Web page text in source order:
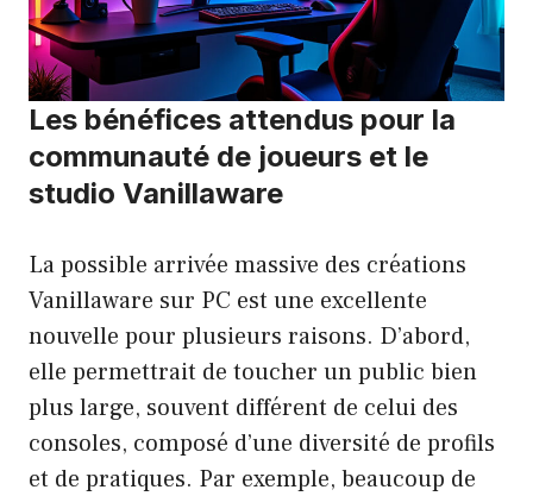
Les bénéfices attendus pour la
communauté de joueurs et le
studio Vanillaware
La possible arrivée massive des créations
Vanillaware sur PC est une excellente
nouvelle pour plusieurs raisons. D’abord,
elle permettrait de toucher un public bien
plus large, souvent différent de celui des
consoles, composé d’une diversité de profils
et de pratiques. Par exemple, beaucoup de